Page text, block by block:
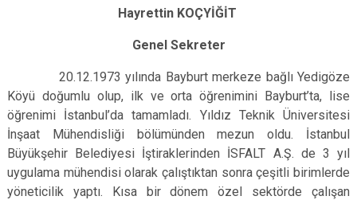
Genel Sekreter
20.12.1973 yılında Bayburt merkeze bağlı Yedigöze
Köyü doğumlu olup, ilk ve orta öğrenimini Bayburt’ta, lise
öğrenimi İstanbul’da tamamladı. Yıldız Teknik Üniversitesi
İnşaat Mühendisliği bölümünden mezun oldu. İstanbul
Büyükşehir Belediyesi İştiraklerinden İSFALT A.Ş. de 3 yıl
uygulama mühendisi olarak çalıştıktan sonra çeşitli birimlerde
yöneticilik yaptı. Kısa bir dönem özel sektörde çalışan